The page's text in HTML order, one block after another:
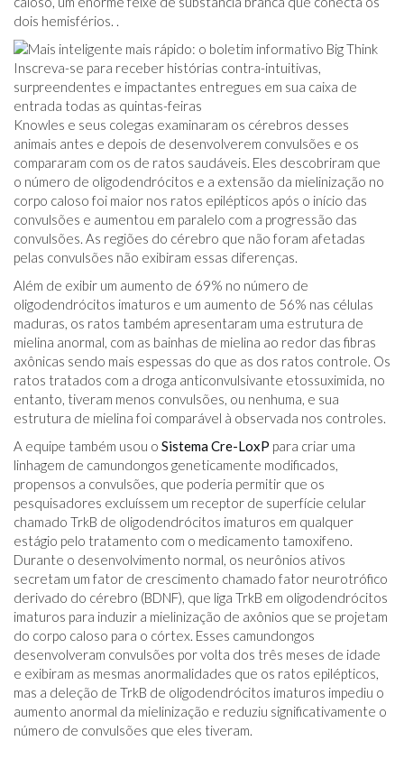
dois hemisférios. .
Inscreva-se para receber histórias contra-intuitivas,
surpreendentes e impactantes entregues em sua caixa de
entrada todas as quintas-feiras
Knowles e seus colegas examinaram os cérebros desses
animais antes e depois de desenvolverem convulsões e os
compararam com os de ratos saudáveis. Eles descobriram que
o número de oligodendrócitos e a extensão da mielinização no
corpo caloso foi maior nos ratos epilépticos após o início das
convulsões e aumentou em paralelo com a progressão das
convulsões. As regiões do cérebro que não foram afetadas
pelas convulsões não exibiram essas diferenças.
Além de exibir um aumento de 69% no número de
oligodendrócitos imaturos e um aumento de 56% nas células
maduras, os ratos também apresentaram uma estrutura de
mielina anormal, com as bainhas de mielina ao redor das fibras
axônicas sendo mais espessas do que as dos ratos controle. Os
ratos tratados com a droga anticonvulsivante etossuximida, no
entanto, tiveram menos convulsões, ou nenhuma, e sua
estrutura de mielina foi comparável à observada nos controles.
A equipe também usou o Sistema Cre-LoxP para criar uma
linhagem de camundongos geneticamente modificados,
propensos a convulsões, que poderia permitir que os
pesquisadores excluíssem um receptor de superfície celular
chamado TrkB de oligodendrócitos imaturos em qualquer
estágio pelo tratamento com o medicamento tamoxifeno.
Durante o desenvolvimento normal, os neurônios ativos
secretam um fator de crescimento chamado fator neurotrófico
derivado do cérebro (BDNF), que liga TrkB em oligodendrócitos
imaturos para induzir a mielinização de axônios que se projetam
do corpo caloso para o córtex. Esses camundongos
desenvolveram convulsões por volta dos três meses de idade
e exibiram as mesmas anormalidades que os ratos epilépticos,
mas a deleção de TrkB de oligodendrócitos imaturos impediu o
aumento anormal da mielinização e reduziu significativamente o
número de convulsões que eles tiveram.